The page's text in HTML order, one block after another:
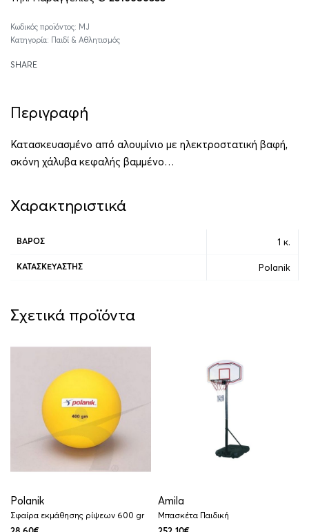
MJ
Κατηγορία: Παιδί & Αθλητισμός
SHARE
Περιγραφή
‎Κατασκευασμένο από αλουμίνιο με ηλεκτροστατική βαφή,
σκόνη χάλυβα κεφαλής βαμμένο…‎
Χαρακτηριστικά
ΒΆΡΟΣ 1 κ.
ΚΑΤΑΣΚΕΥΑΣΤΉΣ Polanik
Σχετικά προϊόντα
Polanik
Σφαίρα εκμάθησης ρίψεων 600 gr
Amila
Μπασκέτα Παιδική